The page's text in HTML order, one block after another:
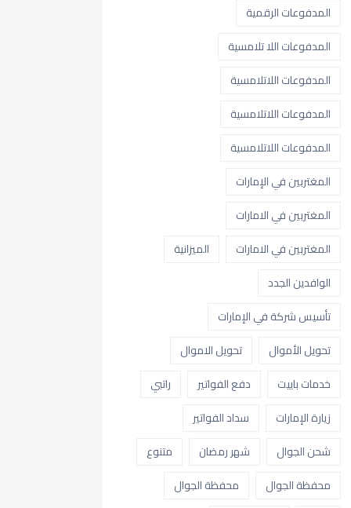
المدفوعات الرقمية
المدفوعات اللا تلامسية
المدفوعات اللاتلامسية
المدفوعات اللاتلامسية
المدفوعات اللاتلامسية
المغتربين في الإمارات
المغتربين في الامارات
المغتربين في الامارات
الميزانية
الوافدين الجدد
تأسيس شركة في الإمارات
تحويل الأموال
تحويل الاموال
خدمات باييت
دفع الفواتير
راتبي
زيارة الإمارات
سداد الفواتير
شحن الجوال
شهر رمضان
متنوع
محفظة الجوال
محفظة الجوال